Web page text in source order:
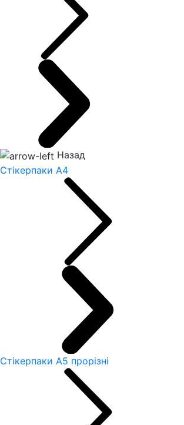
Назад
Стікерпаки А4
Стікерпаки А5 прорізні